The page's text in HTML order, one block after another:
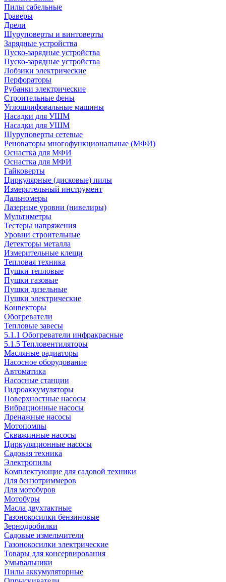
Пилы сабельные
Граверы
Дрели
Шуруповерты и винтоверты
Зарядные устройства
Пуско-зарядные устройства
Пуско-зарядные устройства
Лобзики электрические
Перфораторы
Рубанки электрические
Строительные фены
Углошлифовальные машины
Насадки для УШМ
Насадки для УШМ
Шуруповерты сетевые
Реноваторы многофункциональные (МФИ)
Оснастка для МФИ
Оснастка для МФИ
Гайковерты
Циркулярные (дисковые) пилы
Измерительный инструмент
Дальномеры
Лазерные уровни (нивелиры)
Мультиметры
Тестеры напряжения
Уровни строительные
Детекторы металла
Измерительные клещи
Тепловая техника
Пушки тепловые
Пушки газовые
Пушки дизельные
Пушки электрические
Конвекторы
Обогреватели
Тепловые завесы
5.1.1 Обогреватели инфракрасные
5.1.5 Тепловентиляторы
Масляные радиаторы
Насосное оборудование
Автоматика
Насосные станции
Гидроаккумуляторы
Поверхностные насосы
Вибрационные насосы
Дренажные насосы
Мотопомпы
Скважинные насосы
Циркуляционные насосы
Садовая техника
Электропилы
Комплектующие для садовой техники
Для бензотриммеров
Для мотобуров
Мотобуры
Масла двухтактные
Газонокосилки бензиновые
Зернодробилки
Садовые измельчители
Газонокосилки электрические
Товары для консервирования
Умывальники
Пилы аккумуляторные